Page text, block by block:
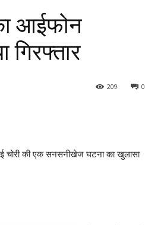
आईफोन
गिरफ्तार
0
209
चोरी की एक सनसनीखेज घटना का खुलासा